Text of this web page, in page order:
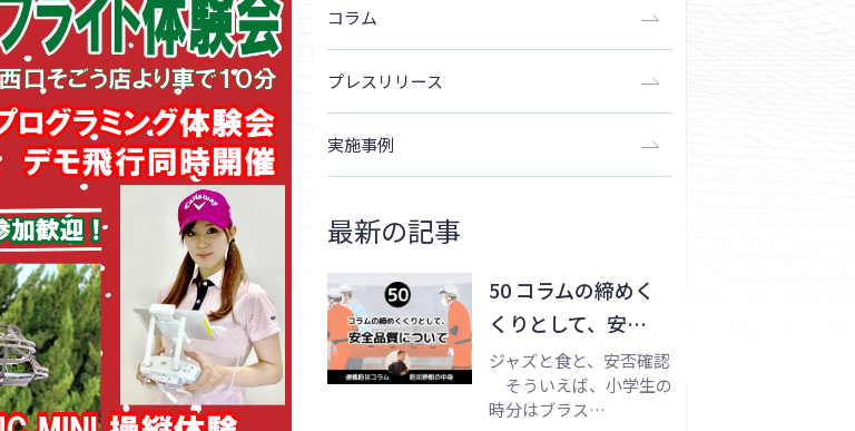
コラム
プレスリリース
実施事例
最新の記事
50 コラムの締めく
くりとして、安…
ジャズと食と、安否確認
そういえば、小学生の
時分はブラス…